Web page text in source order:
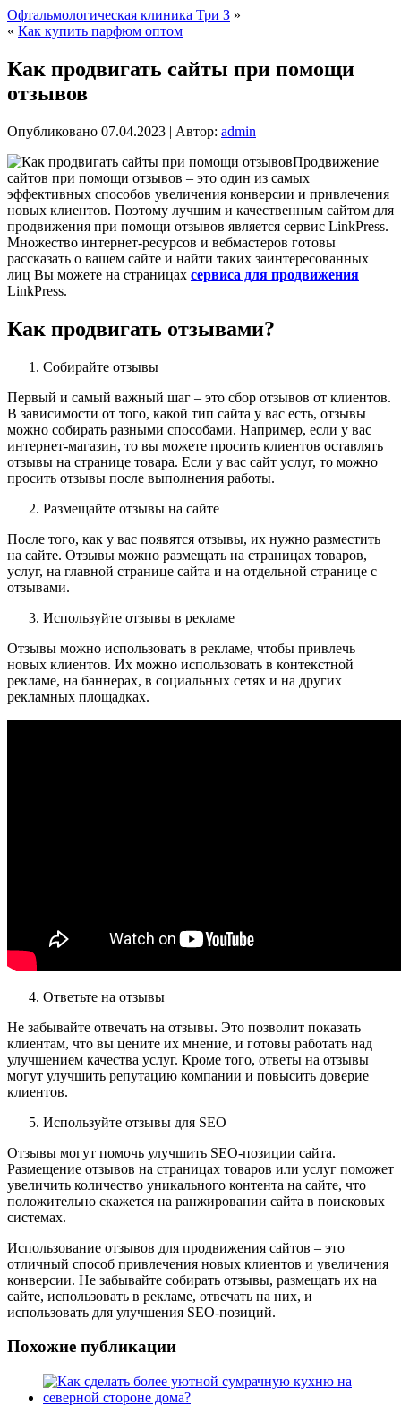
Офтальмологическая клиника Три З »
« Как купить парфюм оптом
Как продвигать сайты при помощи
отзывов
Опубликовано 07.04.2023 | Автор: admin
Продвижение
сайтов при помощи отзывов – это один из самых
эффективных способов увеличения конверсии и привлечения
новых клиентов. Поэтому лучшим и качественным сайтом для
продвижения при помощи отзывов является сервис LinkPress.
Множество интернет-ресурсов и вебмастеров готовы
рассказать о вашем сайте и найти таких заинтересованных
лиц Вы можете на страницах сервиса для продвижения
LinkPress.
Как продвигать отзывами?
Собирайте отзывы
Первый и самый важный шаг – это сбор отзывов от клиентов.
В зависимости от того, какой тип сайта у вас есть, отзывы
можно собирать разными способами. Например, если у вас
интернет-магазин, то вы можете просить клиентов оставлять
отзывы на странице товара. Если у вас сайт услуг, то можно
просить отзывы после выполнения работы.
Размещайте отзывы на сайте
После того, как у вас появятся отзывы, их нужно разместить
на сайте. Отзывы можно размещать на страницах товаров,
услуг, на главной странице сайта и на отдельной странице с
отзывами.
Используйте отзывы в рекламе
Отзывы можно использовать в рекламе, чтобы привлечь
новых клиентов. Их можно использовать в контекстной
рекламе, на баннерах, в социальных сетях и на других
рекламных площадках.
Ответьте на отзывы
Не забывайте отвечать на отзывы. Это позволит показать
клиентам, что вы цените их мнение, и готовы работать над
улучшением качества услуг. Кроме того, ответы на отзывы
могут улучшить репутацию компании и повысить доверие
клиентов.
Используйте отзывы для SEO
Отзывы могут помочь улучшить SEO-позиции сайта.
Размещение отзывов на страницах товаров или услуг поможет
увеличить количество уникального контента на сайте, что
положительно скажется на ранжировании сайта в поисковых
системах.
Использование отзывов для продвижения сайтов – это
отличный способ привлечения новых клиентов и увеличения
конверсии. Не забывайте собирать отзывы, размещать их на
сайте, использовать в рекламе, отвечать на них, и
использовать для улучшения SEO-позиций.
Похожие публикации